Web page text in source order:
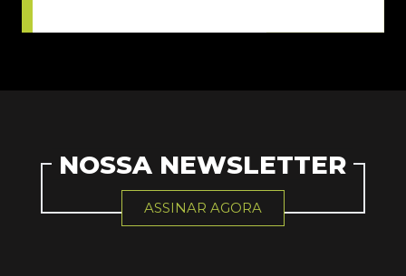
NOSSA NEWSLETTER
ASSINAR AGORA